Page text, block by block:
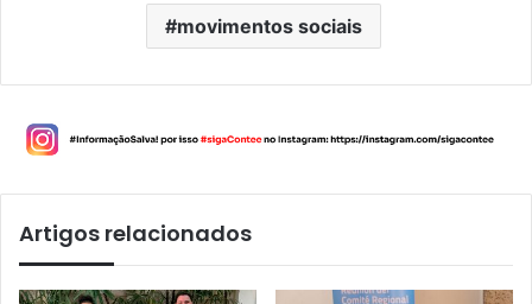
movimentos sociais
Artigos relacionados